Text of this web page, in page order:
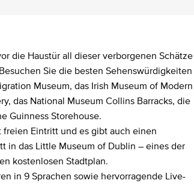
die Haustür all dieser verborgenen Schätze
Sie die besten Sehenswürdigkeiten
Museum, das Irish Museum of Modern
das National Museum Collins Barracks, die
Guinness Storehouse.
freien Eintritt und es gibt auch einen
in das Little Museum of Dublin – eines der
kostenlosen Stadtplan.
in 9 Sprachen sowie hervorragende Live-